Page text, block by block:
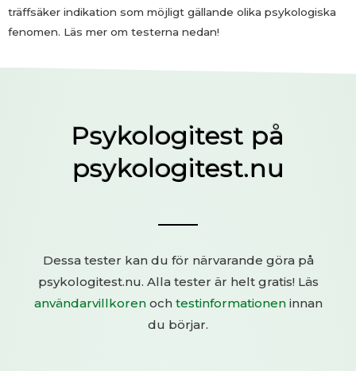
träffsäker indikation som möjligt gällande olika psykologiska
fenomen. Läs mer om testerna nedan!
Psykologitest på
psykologitest.nu
Dessa tester kan du för närvarande göra på
psykologitest.nu. Alla tester är helt gratis! Läs
användarvillkorenoch testinformationeninnan
du börjar.